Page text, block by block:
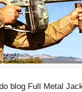
blog Full Metal